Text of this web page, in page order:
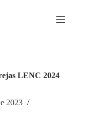
LENC 2024
2023